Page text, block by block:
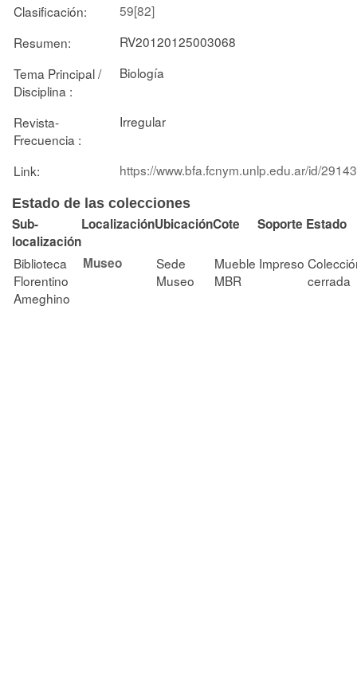
Clasificación:
59[82]
Resumen:
RV20120125003068
Tema Principal /
Disciplina :
Biología
Revista-
Frecuencia :
Irregular
Link: https://www.bfa.fcnym.unlp.edu.ar/id/29143
Estado de las colecciones
Sub-
localización
LocalizaciónUbicaciónCote Soporte Estado
Biblioteca
Florentino
Ameghino
Museo
Sede
Museo
Mueble
MBR
Impreso
cerrada